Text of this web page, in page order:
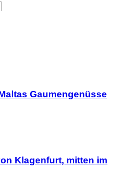
Gaumengenüsse
Klagenfurt, mitten im